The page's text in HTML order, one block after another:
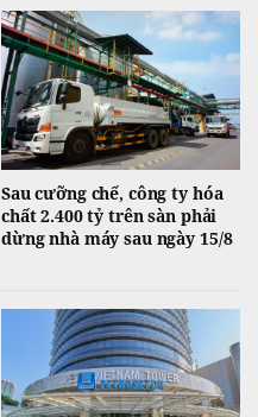
Sau cưỡng chế, công ty hóa
chất 2.400 tỷ trên sàn phải
dừng nhà máy sau ngày 15/8